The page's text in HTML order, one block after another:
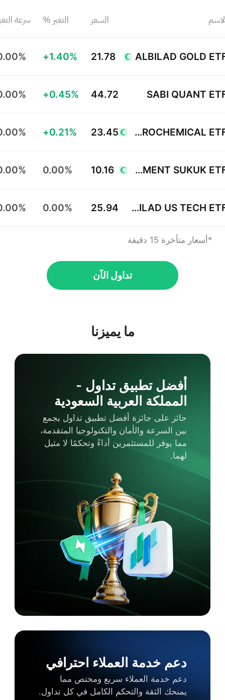
السعر التغير % سرعة
ALBILAD GOLD
21.78
+1.40%
SABI QUANT
44.72
+0.45%
YAQEEN PETROCHEMICAL ETF
23.45
+0.21%
ALINMA GOVERNMENT SUKUK ETF
10.16
0.00%
ALBILAD US TECH ETF
25.94
0.00%
*أسعار متأخرة 15 دقيقة
تداول الآن
ما يميزنا
أفضل تطبيق تداول -
المملكة العربية السعودية
حائز على جائزة أفضل تطبيق تداول يجمع
بين السرعة والأمان والتكنولوجيا المتقدمة،
مما يوفر للمستثمرين أداءً وتحكمًا لا مثيل
لهما.
دعم خدمة العملاء احترافي
دعم خدمة العملاء سريع ومختص مما
يمنحك الثقة والتحكم الكامل في كل تداول.